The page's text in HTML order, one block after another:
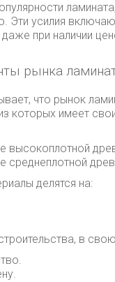
Эти усилия
при наличии
рынка
что рынок
которых имеет
высокоплотной
среднеплотной
делятся на:
в